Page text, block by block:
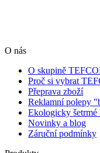
O nás
O skupině
Proč si vybrat
Přeprava zboží
Reklamní polepy
Ekologicky
Novinky a blog
Záruční podmínky